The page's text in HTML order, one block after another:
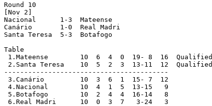
Round 10
[Nov 2]
Nacional      1-3  Mateense
Canário       1-0  Real Madri
Santa Teresa  5-3  Botafogo
Table
1.Mateense        10  6  4  0  19- 8  16  Qualified
2.Santa Teresa    10  5  2  3  13-11  12  Qualified
-----------------------------------------
3.Canário         10  3  6  1  15- 7  12
4.Nacional        10  4  1  5  13-15   9
5.Botafogo        10  2  4  4  16-14   8
6.Real Madri      10  0  3  7   3-24   3